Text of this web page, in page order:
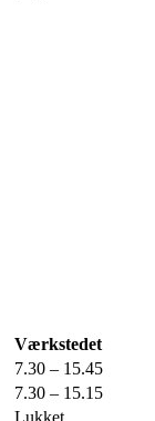
Værkstedet
7.30 – 15.45
7.30 – 15.15
Lukket